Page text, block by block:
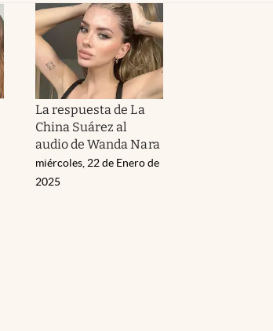
La respuesta de La
China Suárez al
audio de Wanda Nara
miércoles, 22 de Enero de
2025